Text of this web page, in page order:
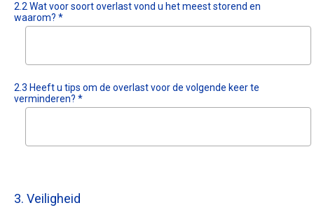
2.2 Wat voor soort overlast vond u het meest storend en
waarom? *
2.3 Heeft u tips om de overlast voor de volgende keer te
verminderen? *
3. Veiligheid